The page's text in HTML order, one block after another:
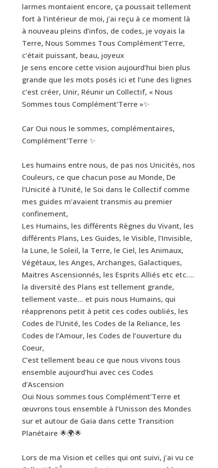
larmes montaient encore, ça poussait tellement
fort à l’intérieur de moi, j’ai reçu à ce moment là
à nouveau pleins d’infos, de codes, je voyais la
Terre, Nous Sommes Tous Complément’Terre,
c’était puissant, beau, joyeux
Je sens encore cette vision aujourd’hui bien plus
grande que les mots posés ici et l’une des lignes
c’est créer, Unir, Réunir un Collectif, « Nous
Sommes tous Complément’Terre »✨
Car Oui nous le sommes, complémentaires,
Complément’Terre ✨
Les humains entre nous, de pas nos Unicités, nos
Couleurs, ce que chacun pose au Monde, De
l’Unicité à l’Unité, le Soi dans le Collectif comme
mes guides m’avaient transmis au premier
confinement,
Les Humains, les différents Règnes du Vivant, les
différents Plans, Les Guides, le Visible, l’Invisible,
la Lune, le Soleil, la Terre, le Ciel, les Animaux,
Végétaux, les Anges, Archanges, Galactiques,
Maitres Ascensionnés, les Esprits Alliés etc etc….
la diversité des Plans est tellement grande,
tellement vaste… et puis nous Humains, qui
réapprenons petit à petit ces codes oubliés, les
Codes de l’Unité, les Codes de la Reliance, les
Codes de l’Amour, les Codes de l’ouverture du
Coeur,
C’est tellement beau ce que nous vivons tous
ensemble aujourd’hui avec ces Codes
d’Ascension
Oui Nous sommes tous Complément’Terre et
œuvrons tous ensemble à l’Unisson des Mondes
sur et autour de Gaïa dans cette Transition
Planétaire 🌟🌍🌟
Lors de ma Vision et celles qui ont suivi, j’ai vu ce